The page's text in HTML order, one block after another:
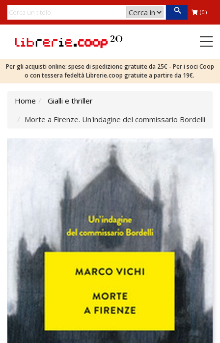
(0)
Per gli acquisti online: spese di spedizione gratuite da 25€ - Per i soci Coop
o con tessera fedeltà Librerie.coop gratuite a partire da 19€.
Home
Gialli e thriller
Morte a Firenze. Un'indagine del commissario Bordelli